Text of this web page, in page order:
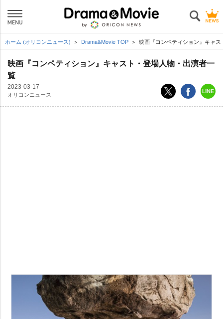
ホーム (オリコンニュース) Drama&Movie TOP 映画『コンペティション』キャ
映画『コンペティション』キャスト・登場人物・出演者一
覧
2023-03-17
オリコンニュース